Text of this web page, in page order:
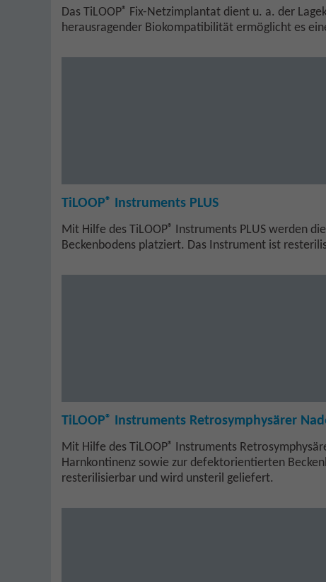
Das TiLOOP® Fix-Netzimplantat dient u. a. der
herausragender Biokompatibilität ermöglicht es
TiLOOP® Instruments PLUS
Mit Hilfe des TiLOOP® Instruments PLUS werden
Beckenbodens platziert. Das Instrument ist
TiLOOP® Instruments Retrosymphysärer
Mit Hilfe des TiLOOP® Instruments
Harnkontinenz sowie zur defektorientierten
resterilisierbar und wird unsteril geliefert.